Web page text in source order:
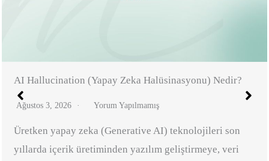
Creative Testing (Kreatif Testi) Nedir?
Temmuz 31, 2026 Yorum Yapılmamış
Dijital reklamcılıkta başarılı sonuçlar elde etmek
yalnızca doğru hedef kitleyi belirlemek veya reklam